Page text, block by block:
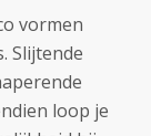
vormen
Slijtende
loop je